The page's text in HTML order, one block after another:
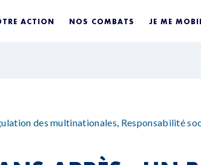
ACTION NOS COMBATS JE ME
des multinationales, Responsabilité